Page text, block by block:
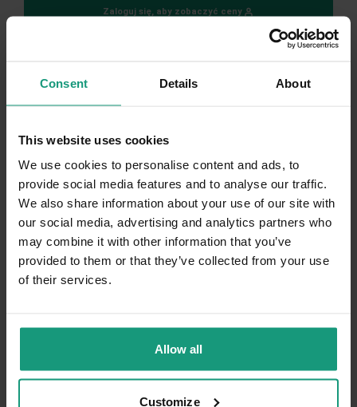
Consent Details About
This website uses cookies
We use cookies to personalise content and ads, to
provide social media features and to analyse our traffic.
We also share information about your use of our site with
our social media, advertising and analytics partners who
may combine it with other information that you’ve
provided to them or that they’ve collected from your use
of their services.
Allow all
Customize
Zaloguj się, aby zobaczyć ceny